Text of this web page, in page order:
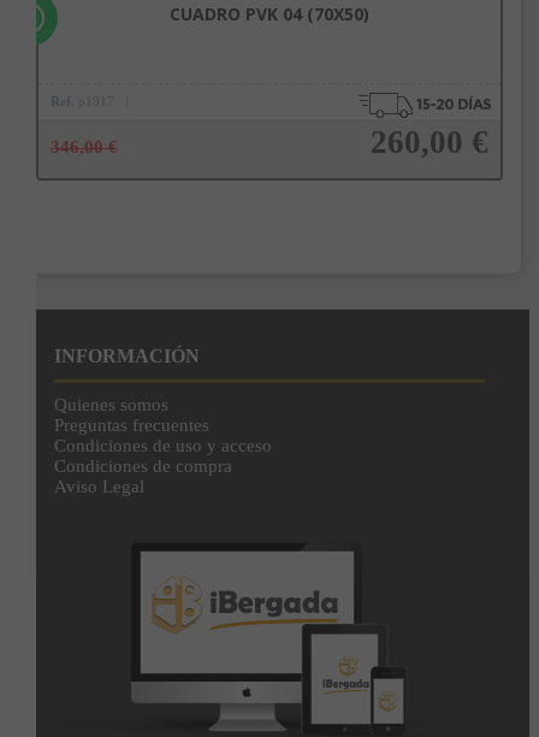
CUADRO PVK 04 (70X50)
Ref. p1917
346,00 € 260,00 €
INFORMACIÓN
Quienes somos
Preguntas frecuentes
Condiciones de uso y acceso
Condiciones de compra
Aviso Legal